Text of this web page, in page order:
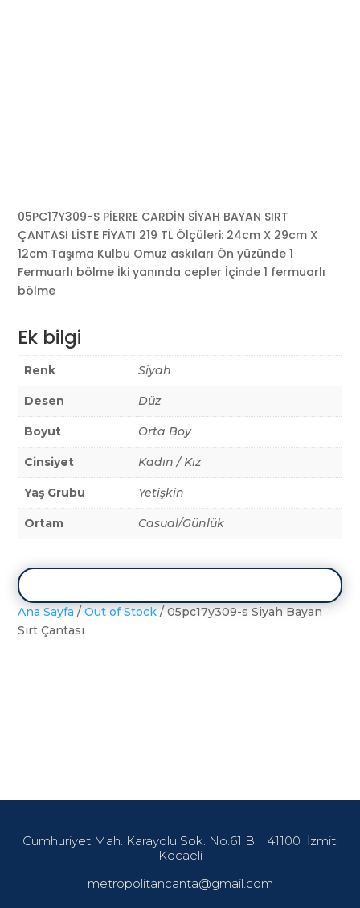
05PC17Y309-S PİERRE CARDİN SİYAH BAYAN SIRT
ÇANTASI LİSTE FİYATI 219 TL Ölçüleri: 24cm X 29cm X
12cm Taşıma Kulbu Omuz askıları Ön yüzünde 1
Fermuarlı bölme İki yanında cepler İçinde 1 fermuarlı
bölme
Ek bilgi
Renk Siyah
Desen Düz
Boyut Orta Boy
Cinsiyet Kadın / Kız
Yaş Grubu Yetişkin
Ortam Casual/Günlük
Ana Sayfa /Out of Stock / 05pc17y309-s Siyah Bayan
Sırt Çantası
Cumhuriyet Mah. Karayolu Sok. No.61 B. 41100 İzmit,
Kocaeli
metropolitancanta@gmail.com